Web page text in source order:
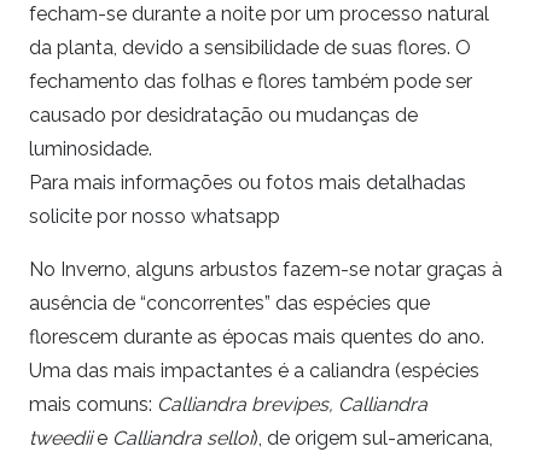
fecham-se durante a noite por um processo natural
da planta, devido a sensibilidade de suas flores. O
fechamento das folhas e flores também pode ser
causado por desidratação ou mudanças de
luminosidade.
Para mais informações ou fotos mais detalhadas
solicite por nosso whatsapp
No Inverno, alguns arbustos fazem-se notar graças à
ausência de “concorrentes” das espécies que
florescem durante as épocas mais quentes do ano.
Uma das mais impactantes é a caliandra (espécies
mais comuns: Calliandra brevipes, Calliandra
tweediie Calliandra selloi), de origem sul-americana,